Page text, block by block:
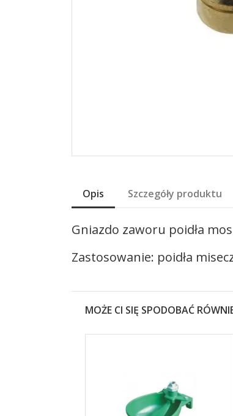
Opis Szczegóły produktu
Gniazdo zaworu poidła
Zastosowanie: poidła
MOŻE CI SIĘ SPODOBAĆ